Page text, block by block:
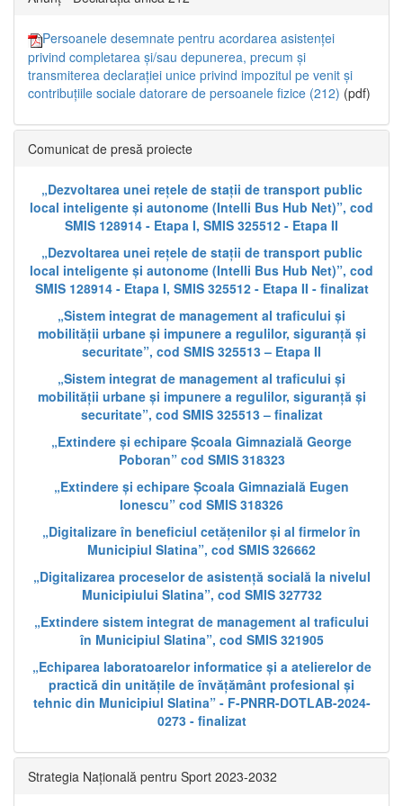
Persoanele desemnate pentru acordarea asistenței
privind completarea și/sau depunerea, precum și
transmiterea declarației unice privind impozitul pe venit și
contribuțiile sociale datorare de persoanele fizice (212) (pdf)
Comunicat de presă proiecte
„Dezvoltarea unei rețele de stații de transport public
local inteligente și autonome (Intelli Bus Hub Net)”, cod
SMIS 128914 - Etapa I, SMIS 325512 - Etapa II
„Dezvoltarea unei rețele de stații de transport public
local inteligente și autonome (Intelli Bus Hub Net)”, cod
SMIS 128914 - Etapa I, SMIS 325512 - Etapa II - finalizat
„Sistem integrat de management al traficului și
mobilității urbane și impunere a regulilor, siguranță și
securitate”, cod SMIS 325513 – Etapa II
„Sistem integrat de management al traficului și
mobilității urbane și impunere a regulilor, siguranță și
securitate”, cod SMIS 325513 – finalizat
„Extindere și echipare Școala Gimnazială George
Poboran” cod SMIS 318323
„Extindere și echipare Școala Gimnazială Eugen
Ionescu” cod SMIS 318326
„Digitalizare în beneficiul cetățenilor și al firmelor în
Municipiul Slatina”, cod SMIS 326662
„Digitalizarea proceselor de asistență socială la nivelul
Municipiului Slatina”, cod SMIS 327732
„Extindere sistem integrat de management al traficului
în Municipiul Slatina”, cod SMIS 321905
„Echiparea laboratoarelor informatice și a atelierelor de
practică din unitățile de învățământ profesional și
tehnic din Municipiul Slatina” - F-PNRR-DOTLAB-2024-
0273 - finalizat
Strategia Națională pentru Sport 2023-2032